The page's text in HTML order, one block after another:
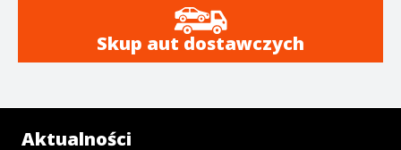
Skup aut dostawczych
Aktualności